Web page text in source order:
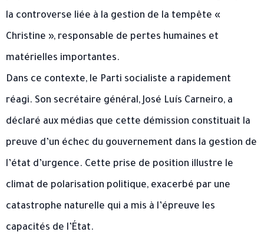
la controverse liée à la gestion de la tempête «
Christine », responsable de pertes humaines et
matérielles importantes.
Dans ce contexte, le Parti socialiste a rapidement
réagi. Son secrétaire général, José Luís Carneiro, a
déclaré aux médias que cette démission constituait la
preuve d’un échec du gouvernement dans la gestion de
l’état d’urgence. Cette prise de position illustre le
climat de polarisation politique, exacerbé par une
catastrophe naturelle qui a mis à l’épreuve les
capacités de l’État.